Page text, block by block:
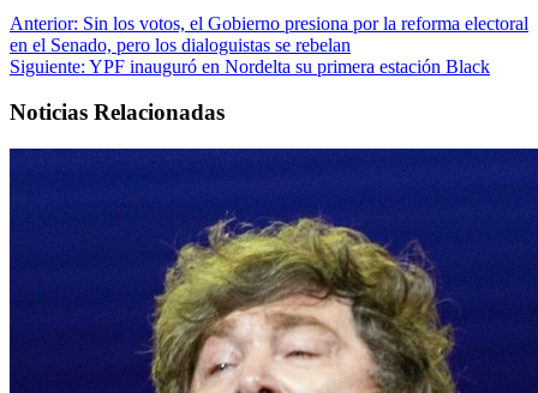
Anterior: Sin los votos, el Gobierno presiona por la reforma electoral
en el Senado, pero los dialoguistas se rebelan
Siguiente: YPF inauguró en Nordelta su primera estación Black
Noticias Relacionadas